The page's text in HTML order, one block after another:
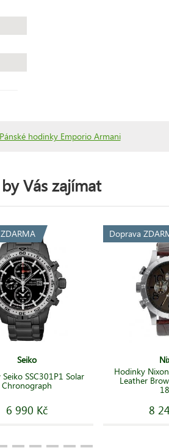
Pánské hodinky Emporio Armani
Vás zajímat
Seiko
SSC301P1 Solar
Chronograph
6 990 Kč
Doprava
Hodinky
Leather
8